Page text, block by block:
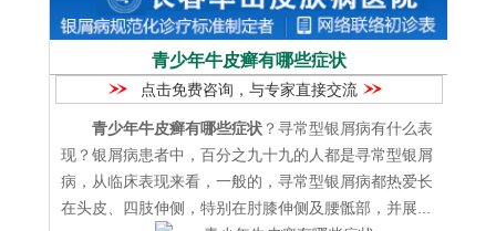
青少年牛皮癣有哪些症状
点击免费咨询，与专家直接交流
青少年牛皮癣有哪些症状 ？寻常型银屑病有什么表
现？银屑病患者中，百分之九十九的人都是寻常型银屑
病，从临床表现来看，一般的，寻常型银屑病都热爱长
在头皮、四肢伸侧，特别在肘膝伸侧及腰骶部，并展...